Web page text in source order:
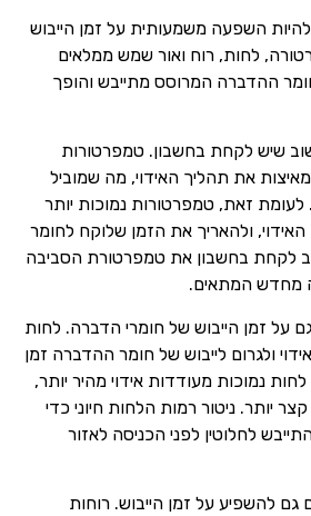
להיות השפעה משמעותית על זמן הייבוש
לחות, רוח ואור שמש ממלאים
ההדברה המרוסס מתייבש והופך
שיש לקחת בחשבון. טמפרטורות
את תהליך האידוי, מה שמוביל
לעומת זאת, טמפרטורות נמוכות יותר
ולהאריך את הזמן שלוקח לחומר
לקחת בחשבון את טמפרטורת הסביבה
מחדש המתאים.
על זמן הייבוש של חומרי הדברה. לחות
ולגרום לייבוש של חומר ההדברה זמן
נמוכות מעודדות אידוי מהיר יותר,
יותר. ניטור רמות הלחות חיוני כדי
לחלוטין לפני הכניסה לאזור
גם להשפיע על זמן הייבוש. רוחות